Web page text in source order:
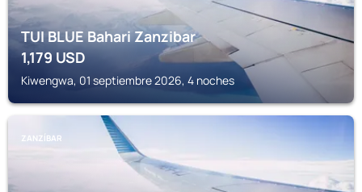
TUI BLUE Bahari Zanzibar
1,179USD
Kiwengwa, 01 septiembre 2026, 4 noches
ZANZÍBAR